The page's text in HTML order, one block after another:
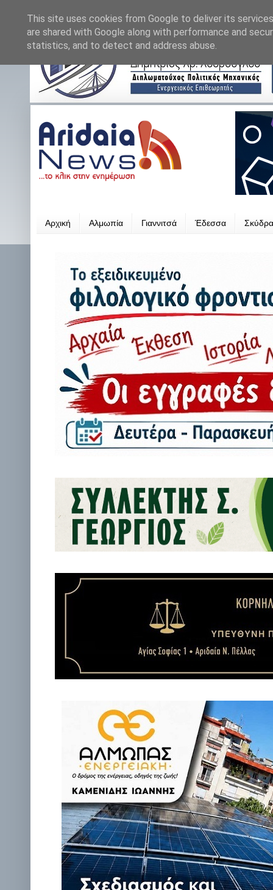
Αρχική Αλμωπία Γιαννιτσά Έδεσσα Σκύδρα
This site uses cookies from Google to deliver its
are shared with Google along with performance and
statistics, and to detect and address abuse.